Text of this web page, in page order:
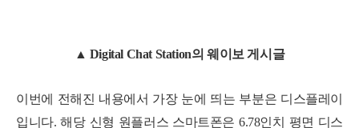
▲ Digital Chat Station의 웨이보 게시글
이번에 전해진 내용에서 가장 눈에 띄는 부분은 디스플레이
입니다. 해당 신형 원플러스 스마트폰은 6.78인치 평면 디스